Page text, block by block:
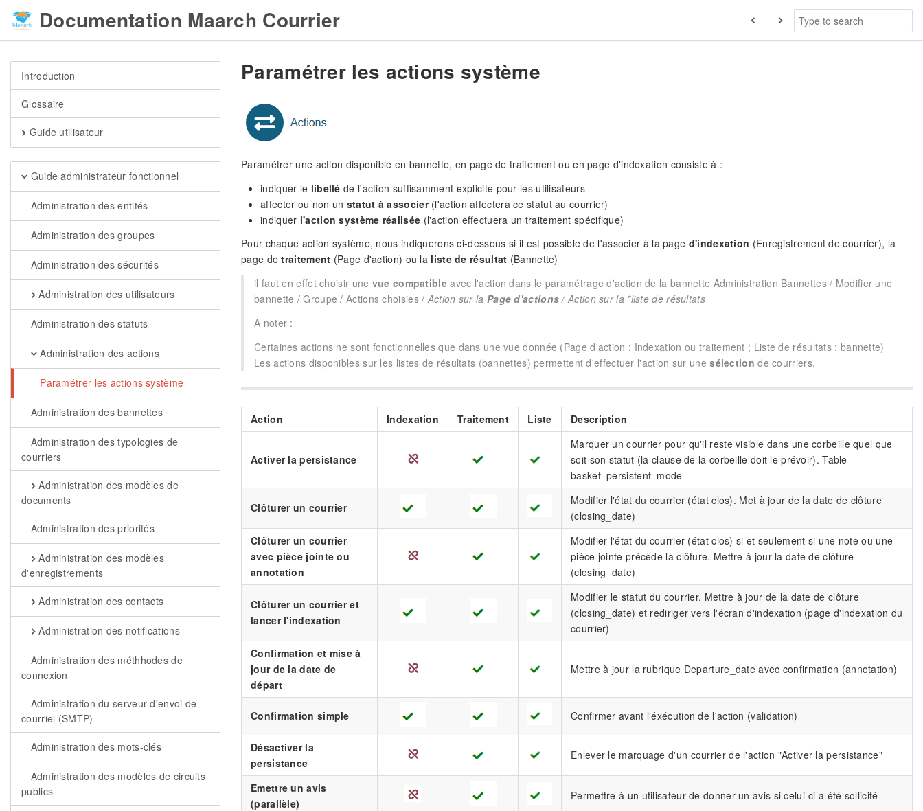
Documentation Maarch Courrier
Introduction
Glossaire
Guide utilisateur
Guide administrateur fonctionnel
Administration des entités
Administration des groupes
Administration des sécurités
Administration des utilisateurs
Administration des statuts
Administration des actions
Paramétrer les actions système
Administration des bannettes
Administration des typologies de
courriers
Administration des modèles de
documents
Administration des priorités
Administration des modèles
d'enregistrements
Administration des contacts
Administration des notifications
Administration des méthhodes de
connexion
Administration du serveur d'envoi de
courriel (SMTP)
Administration des mots-clés
Administration des modèles de circuits
publics
Paramétrer les actions système
Paramétrer une action disponible en bannette, en page de traitement ou en page d'indexation consiste à :
indiquer le libellé de l'action suffisamment explicite pour les utilisateurs
affecter ou non un statut à associer(l'action affectera ce statut au courrier)
indiquer l'action système réalisée (l'action effectuera un traitement spécifique)
Pour chaque action système, nous indiquerons ci-dessous si il est possible de l'associer à la page d'indexation (Enregistrement de courrier), la
page detraitement (Page d'action) ou la liste de résultat (Bannette)
il faut en effet choisir une vue compatibleavec l'action dans le paramétrage d'action de la bannette Administration Bannettes / Modifier une
bannette / Groupe / Actions choisies / Action sur la Page d'actions/ Action sur la *liste de résultats
A noter :
Certaines actions ne sont fonctionnelles que dans une vue donnée (Page d'action : Indexation ou traitement ; Liste de résultats : bannette)
Les actions disponibles sur les listes de résultats (bannettes) permettent d'effectuer l'action sur unesélection de courriers.
Action Indexation Traitement Liste Description
Activer la persistance
Marquer un courrier pour qu'il reste visible dans une corbeille quel que
soit son statut (la clause de la corbeille doit le prévoir). Table
basket_persistent_mode
Clôturer un courrier
Modifier l'état du courrier (état clos). Met à jour de la date de clôture
(closing_date)
Clôturer un courrier
avec pièce jointe ou
annotation
Modifier l'état du courrier (état clos) si et seulement si une note ou une
pièce jointe précède la clôture. Mettre à jour la date de clôture
(closing_date)
Clôturer un courrier et
lancer l'indexation
Modifier le statut du courrier, Mettre à jour de la date de clôture
(closing_date) et rediriger vers l'écran d'indexation (page d'indexation du
courrier)
Confirmation et mise à
jour de la date de
départ
Mettre à jour la rubrique Departure_date avec confirmation (annotation)
Confirmation simple Confirmer avant l'éxécution de l'action (validation)
Désactiver la
persistance
Enlever le marquage d'un courrier de l'action "Activer la persistance"
Emettre un avis
(parallèle)
Permettre à un utilisateur de donner un avis si celui-ci a été sollicité